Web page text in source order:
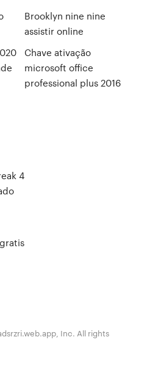
Brooklyn nine nine
assistir online
Chave ativação
microsoft office
professional plus 2016
4
Inc. All rights